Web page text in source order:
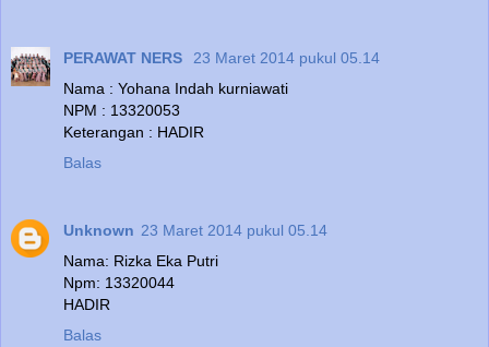
PERAWAT NERS
23 Maret 2014 pukul 05.14
Nama : Yohana Indah kurniawati
NPM : 13320053
Keterangan : HADIR
Balas
Unknown 23 Maret 2014 pukul 05.14
Nama: Rizka Eka Putri
Npm: 13320044
HADIR
Balas